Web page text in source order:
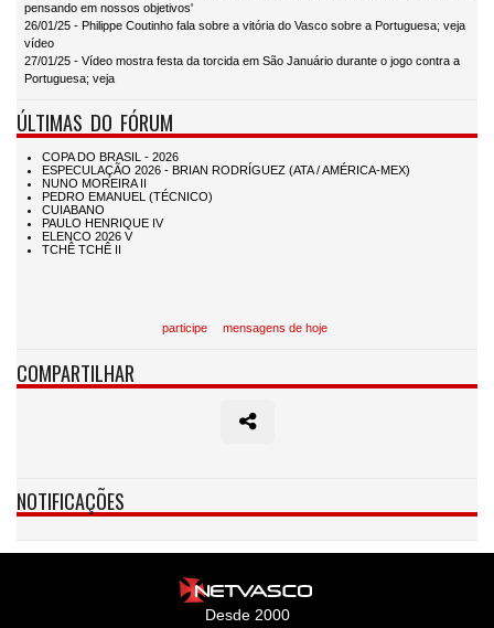
pensando em nossos objetivos'
26/01/25 - Philippe Coutinho fala sobre a vitória do Vasco sobre a Portuguesa; veja
vídeo
27/01/25 - Vídeo mostra festa da torcida em São Januário durante o jogo contra a
Portuguesa; veja
ÚLTIMAS DO FÓRUM
participe mensagens de hoje
COMPARTILHAR
NOTIFICAÇÕES
Desde 2000